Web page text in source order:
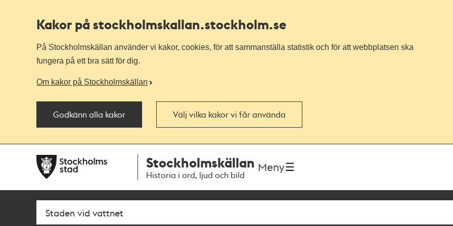
Kakor på stockholmskallan.stockholm.se
På Stockholmskällan använder vi kakor, cookies, för att sammanställa statistik och för att webbplatsen ska
fungera på ett bra sätt för dig.
Om kakor på Stockholmskällan
Godkänn alla kakor Välj vilka kakor vi får använda
navigationen
huvudinnehållet
Stockholmskällan
Historia i ord, ljud och bild
Meny
Sök